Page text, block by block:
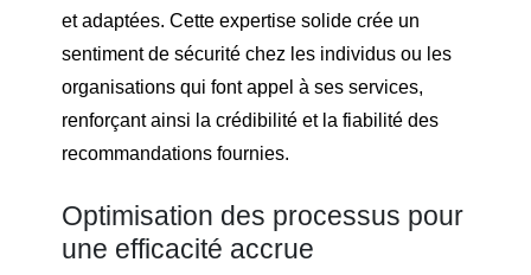
et adaptées. Cette expertise solide crée un
sentiment de sécurité chez les individus ou les
organisations qui font appel à ses services,
renforçant ainsi la crédibilité et la fiabilité des
recommandations fournies.
Optimisation des processus pour
une efficacité accrue